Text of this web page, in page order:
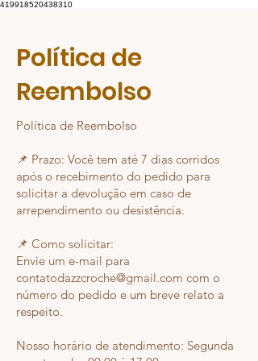
419918520438310
Política de
Reembolso
Política de Reembolso
📌 Prazo: Você tem até 7 dias corridos
após o recebimento do pedido para
solicitar a devolução em caso de
arrependimento ou desistência.
📌 Como solicitar:
Envie um e-mail para
contatodazzcroche@gmail.com com o
número do pedido e um breve relato a
respeito.
Nosso horário de atendimento: Segunda